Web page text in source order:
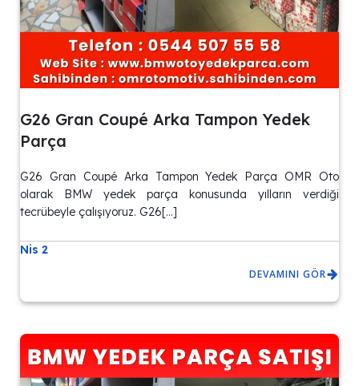
G26 Gran Coupé Arka Tampon Yedek
Parça
G26 Gran Coupé Arka Tampon Yedek Parça OMR Oto
olarak BMW yedek parça konusunda yılların verdiği
tecrübeyle çalışıyoruz. G26[…]
Nis 2
DEVAMINI GÖR